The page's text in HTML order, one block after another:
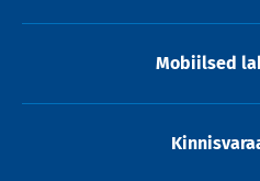
Mobiilsed